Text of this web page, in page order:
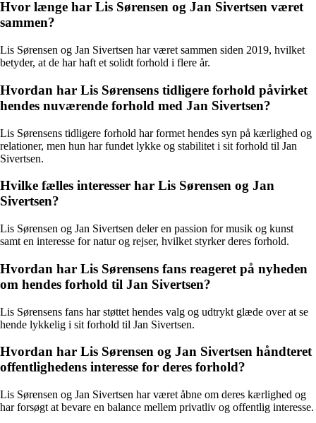
Hvor længe har Lis Sørensen og Jan Sivertsen været
sammen?
Lis Sørensen og Jan Sivertsen har været sammen siden 2019, hvilket
betyder, at de har haft et solidt forhold i flere år.
Hvordan har Lis Sørensens tidligere forhold påvirket
hendes nuværende forhold med Jan Sivertsen?
Lis Sørensens tidligere forhold har formet hendes syn på kærlighed og
relationer, men hun har fundet lykke og stabilitet i sit forhold til Jan
Sivertsen.
Hvilke fælles interesser har Lis Sørensen og Jan
Sivertsen?
Lis Sørensen og Jan Sivertsen deler en passion for musik og kunst
samt en interesse for natur og rejser, hvilket styrker deres forhold.
Hvordan har Lis Sørensens fans reageret på nyheden
om hendes forhold til Jan Sivertsen?
Lis Sørensens fans har støttet hendes valg og udtrykt glæde over at se
hende lykkelig i sit forhold til Jan Sivertsen.
Hvordan har Lis Sørensen og Jan Sivertsen håndteret
offentlighedens interesse for deres forhold?
Lis Sørensen og Jan Sivertsen har været åbne om deres kærlighed og
har forsøgt at bevare en balance mellem privatliv og offentlig interesse.